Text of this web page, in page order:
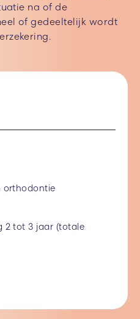
na of de
of gedeeltelijk wordt
orthodontie
2 tot 3 jaar (totale